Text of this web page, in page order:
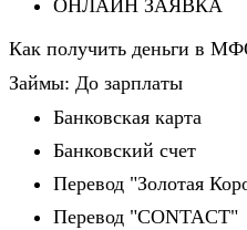
ОНЛАЙН ЗАЯВКА
Как получить деньги в
Займы: До зарплаты
Банковская карта
Банковский счет
Перевод "Золотая
Перевод "CONTACT"